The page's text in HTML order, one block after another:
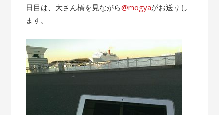
日目は、大さん橋を見ながら@mogyaがお送りし
ます。